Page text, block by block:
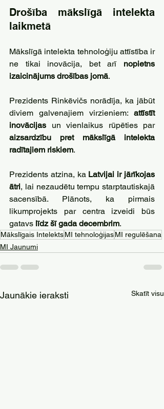
Drošība mākslīgā intelekta
laikmetā
Mākslīgā intelekta tehnoloģiju attīstība ir
ne tikai inovācija, bet arī nopietns
izaicinājums drošības jomā.
Prezidents Rinkēvičs norādīja, ka jābūt
diviem galvenajiem virzieniem: attīstīt
inovācijas
un vienlaikus rūpēties par
aizsardzību pret mākslīgā intelekta
radītajiem riskiem.
Prezidents atzina, ka Latvijai ir jārīkojas
ātri, lai nezaudētu tempu starptautiskajā
sacensībā. Plānots, ka pirmais
likumprojekts par centra izveidi būs
gatavs līdz šī gada decembrim.
Mākslīgais IntelektsMI tehnoloģijasMI regulēšana
MI Jaunumi
Jaunākie ieraksti Skatīt visu